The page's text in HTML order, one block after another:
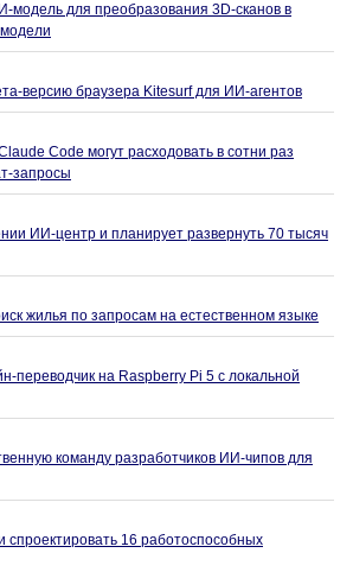
модель для преобразования 3D-сканов в
версию браузера Kitesurf для ИИ-агентов
Code могут расходовать в сотни раз
запросы
ИИ-центр и планирует развернуть 70 тысяч
жилья по запросам на естественном языке
переводчик на Raspberry Pi 5 с локальной
команду разработчиков ИИ-чипов для
16 работоспособных